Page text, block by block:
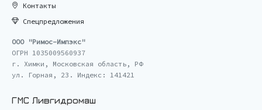
Контакты
Спецпредложения
ООО "Римос-Импэкс"
ОГРН 1035009560937
г. Химки, Московская область, РФ
ул. Горная, 23. Индекс: 141421
ГМС Ливгидромаш